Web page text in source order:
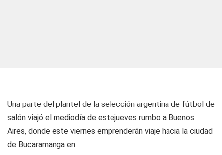
Una parte del plantel de la selección argentina de fútbol de
salón viajó el mediodía de estejueves rumbo a Buenos
Aires, donde este viernes emprenderán viaje hacia la ciudad
de Bucaramanga en